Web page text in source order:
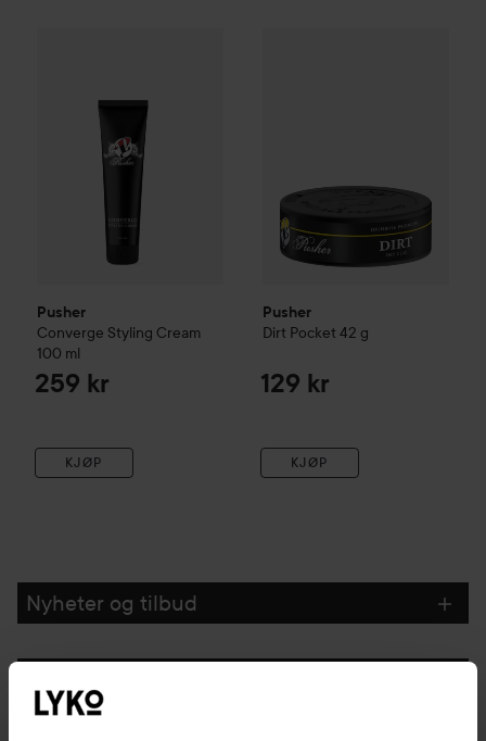
Pusher
Converge Styling Cream
100 ml
259 kr
KJØP
Pusher
Dirt Pocket 42 g
129 kr
KJØP
Nyheter og tilbud